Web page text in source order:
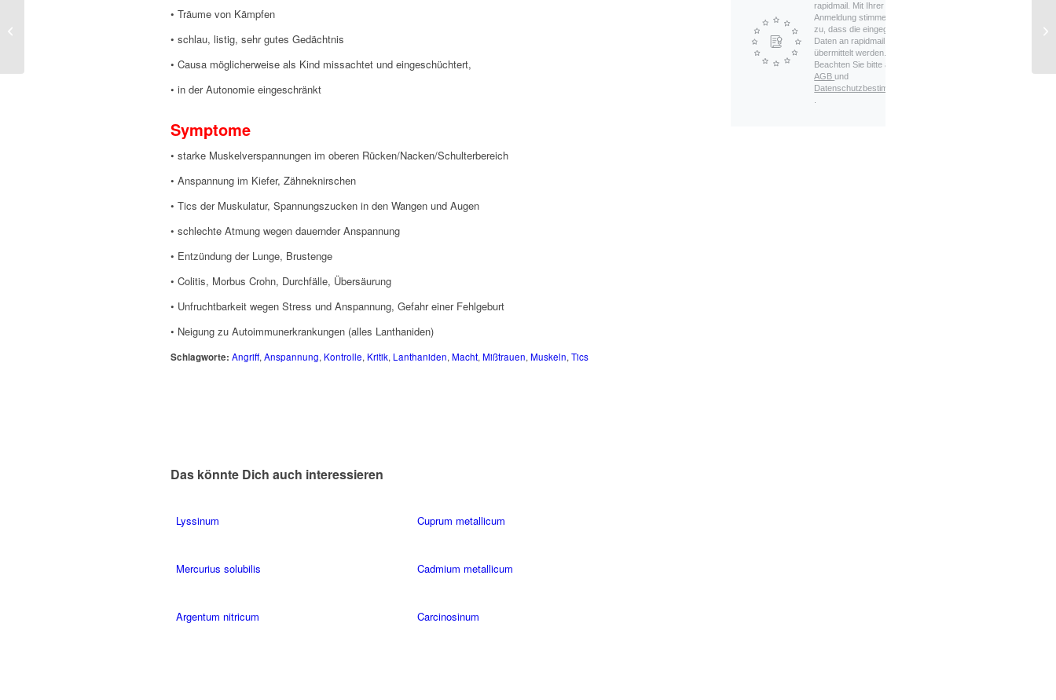
• Träume von Kämpfen
• schlau, listig, sehr gutes Gedächtnis
• Causa möglicherweise als Kind missachtet und eingeschüchtert,
• in der Autonomie eingeschränkt
Symptome
• starke Muskelverspannungen im oberen Rücken/Nacken/Schulterbereich
• Anspannung im Kiefer, Zähneknirschen
• Tics der Muskulatur, Spannungszucken in den Wangen und Augen
• schlechte Atmung wegen dauernder Anspannung
• Entzündung der Lunge, Brustenge
• Colitis, Morbus Crohn, Durchfälle, Übersäurung
• Unfruchtbarkeit wegen Stress und Anspannung, Gefahr einer Fehlgeburt
• Neigung zu Autoimmunerkrankungen (alles Lanthaniden)
Schlagworte: Angriff, Anspannung, Kontrolle, Kritik, Lanthaniden, Macht, Mißtrauen, Muskeln, Tics
Das könnte Dich auch interessieren
Lyssinum Cuprum metallicum
Mercurius solubilis Cadmium metallicum
Argentum nitricum Carcinosinum
rapidmail. Mit Ihrer
Anmeldung stimmen Sie
zu, dass die eingegebenen
Daten an rapidmail
übermittelt werden.
Beachten Sie bitte auch die
AGBund
Datenschutzbestimmungen